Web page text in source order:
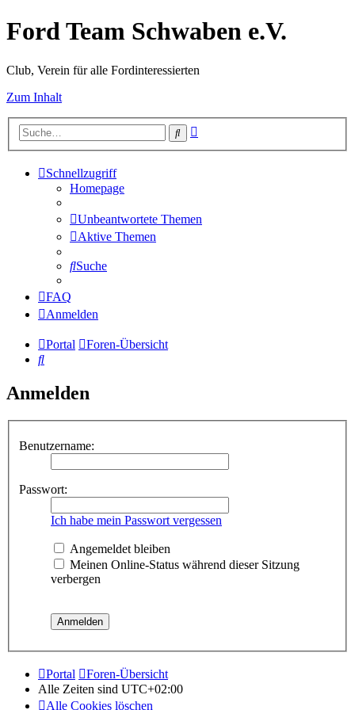
Ford Team Schwaben e.V.
Club, Verein für alle Fordinteressierten
Zum Inhalt
Suche
Schnellzugriff
Homepage
Unbeantwortete Themen
Aktive Themen
Suche
FAQ
Anmelden
Portal
Foren-Übersicht
Suche
Anmelden
Benutzername:
Passwort:
Ich habe mein Passwort vergessen
Angemeldet bleiben
Meinen Online-Status während dieser Sitzung
verbergen
Portal
Foren-Übersicht
Alle Zeiten sind UTC+02:00
Alle Cookies löschen